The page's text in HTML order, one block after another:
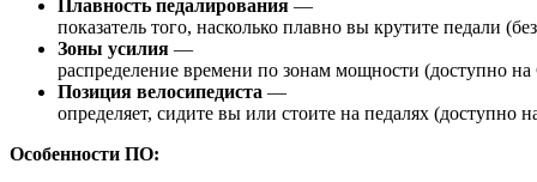
Плавность педалирования —
показатель того, насколько плавно вы крутите педали (без
Зоны усилия —
распределение времени по зонам мощности (доступно на
Позиция велосипедиста —
определяет, сидите вы или стоите на педалях (доступно
Особенности ПО: